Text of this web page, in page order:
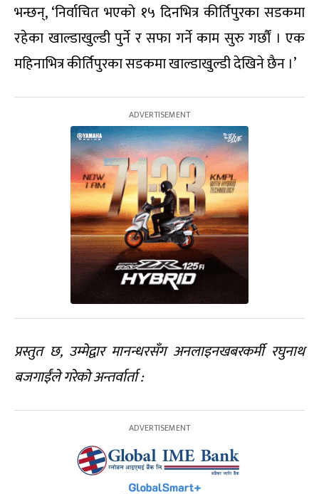
भन्छन्, ‘निर्वाचित भएको १५ दिनभित्र कीर्तिपुरका सडकमा
रहेका खाल्डाखुल्डी पुर्ने र सफा गर्ने काम सुरु गर्छौं । एक
महिनाभित्र कीर्तिपुरका सडकमा खाल्डाखुल्डी देखिने छैन ।’
प्रस्तुत छ, उम्मेद्वार मानन्धरसँग अनलाइनखबरकर्मी रघुनाथ
बजगाईंले गरेको अन्तर्वार्ता :